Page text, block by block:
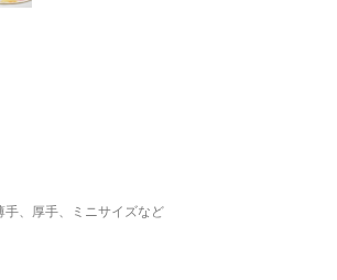
手、厚手、ミニサイズなど